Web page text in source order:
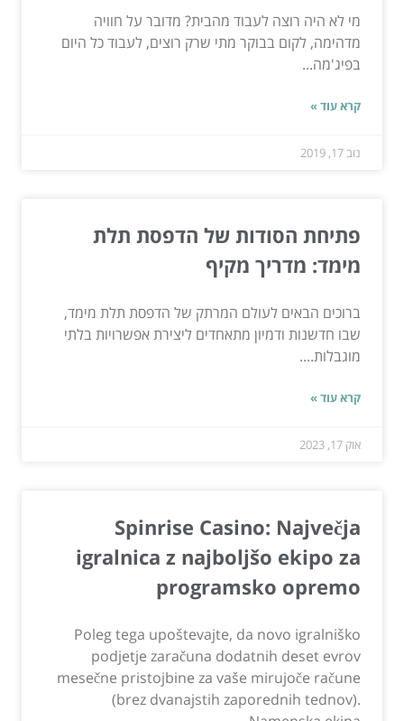
מי לא היה רוצה לעבוד מהבית? מדובר על חוויה
מדהימה, לקום בבוקר מתי שרק רוצים, לעבוד כל היום
בפיג'מה...
קרא עוד »
נוב 17, 2019
פתיחת הסודות של הדפסת תלת
מימד: מדריך מקיף
ברוכים הבאים לעולם המרתק של הדפסת תלת מימד,
שבו חדשנות ודמיון מתאחדים ליצירת אפשרויות בלתי
מוגבלות....
קרא עוד »
אוק 17, 2023
Spinrise Casino: Največja
igralnica z najboljšo ekipo za
programsko opremo
Poleg tega upoštevajte, da novo igralniško
podjetje zaračuna dodatnih deset evrov
mesečne pristojbine za vaše mirujoče račune
(brez dvanajstih zaporednih tednov).